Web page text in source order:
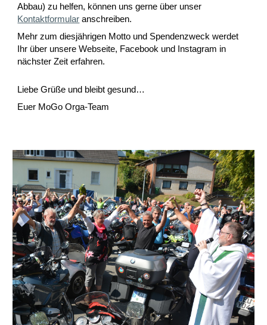
Abbau) zu helfen, können uns gerne über unser
Kontaktformular anschreiben.
Mehr zum diesjährigen Motto und Spendenzweck werdet
Ihr über unsere Webseite, Facebook und Instagram in
nächster Zeit erfahren.
Liebe Grüße und bleibt gesund…
Euer MoGo Orga-Team